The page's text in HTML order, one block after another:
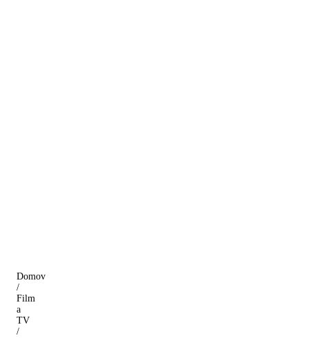
Domov
/
Film
a
TV
/